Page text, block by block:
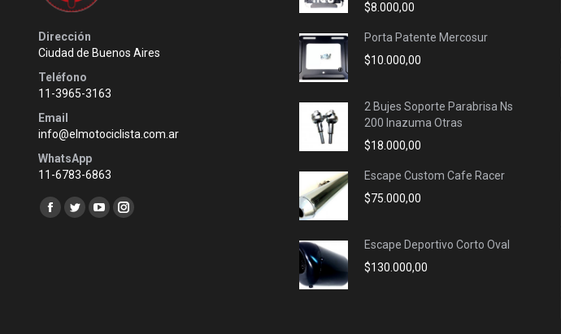
Dirección
Ciudad de Buenos Aires
Teléfono
11-3965-3163
Email
info@elmotociclista.com.ar
WhatsApp
11-6783-6863
Encuéntranos en:
Facebook
TwitterYouTubeInstagram
$8.000,00
Porta Patente Mercosur
$10.000,00
2 Bujes Soporte Parabrisa Ns
200 Inazuma Otras
$18.000,00
Escape Custom Cafe Racer
$75.000,00
Escape Deportivo Corto Oval
$130.000,00